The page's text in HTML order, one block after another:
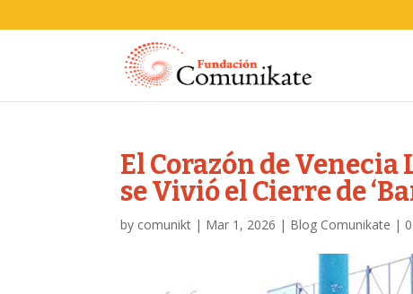
El Corazón de
se Vivió el Cierre de
by comunikt | Mar 1, 2026 | Blog Comunikate |